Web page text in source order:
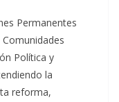
Permanentes
Política y
la
reforma,